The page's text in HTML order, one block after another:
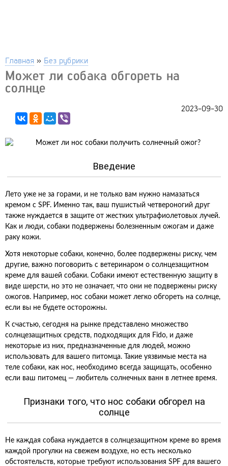
Главная » Без рубрики
Может ли собака обгореть на
солнце
2023-09-30
Введение
Лето уже не за горами, и не только вам нужно намазаться
кремом с SPF. Именно так, ваш пушистый четвероногий друг
также нуждается в защите от жестких ультрафиолетовых лучей.
Как и люди, собаки подвержены болезненным ожогам и даже
раку кожи.
Хотя некоторые собаки, конечно, более подвержены риску, чем
другие, важно поговорить с ветеринаром о солнцезащитном
креме для вашей собаки. Собаки имеют естественную защиту в
виде шерсти, но это не означает, что они не подвержены риску
ожогов. Например, нос собаки может легко обгореть на солнце,
если вы не будете осторожны.
К счастью, сегодня на рынке представлено множество
солнцезащитных средств, подходящих для Fido, и даже
некоторые из них, предназначенные для людей, можно
использовать для вашего питомца. Такие уязвимые места на
теле собаки, как нос, необходимо всегда защищать, особенно
если ваш питомец — любитель солнечных ванн в летнее время.
Признаки того, что нос собаки обгорел на
солнце
Не каждая собака нуждается в солнцезащитном креме во время
каждой прогулки на свежем воздухе, но есть несколько
обстоятельств, которые требуют использования SPF для вашего